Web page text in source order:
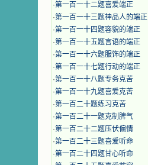
·第一百一十二题喜爱端正
·第一百一十三题神品人的端正
·第一百一十四题容貌的端正
·第一百一十五题言语的端正
·第一百一十六题服饰的端正
·第一百一十七题行动的端正
·第一百一十八题专务克苦
·第一百一十九题喜爱克苦
·第一百二十题练习克苦
·第一百二十一题克制脾气
·第一百二十二题压伏偏情
·第一百二十三题喜爱听命
·第一百二十四题甘心听命